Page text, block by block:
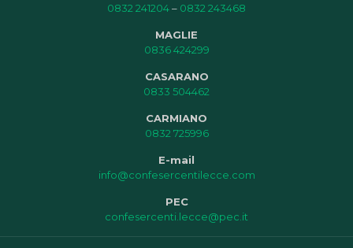
0832 241204– 0832 243468
MAGLIE
0836 424299
CASARANO
0833 504462
CARMIANO
0832 725996
E-mail
info@confesercentilecce.com
PEC
confesercenti.lecce@pec.it